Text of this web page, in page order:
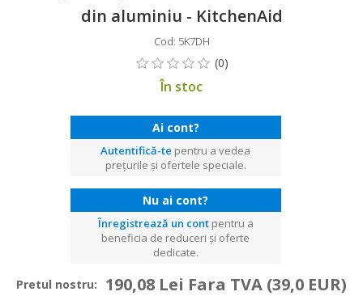
din aluminiu - KitchenAid
Cod: 5K7DH
În stoc
Ai cont?
Autentifică-te pentru a vedea
prețurile și ofertele speciale.
Nu ai cont?
Înregistrează un contpentru a
beneficia de reduceri și oferte
dedicate.
Pretul nostru: 190,08 Lei Fara TVA (39,0 EUR)